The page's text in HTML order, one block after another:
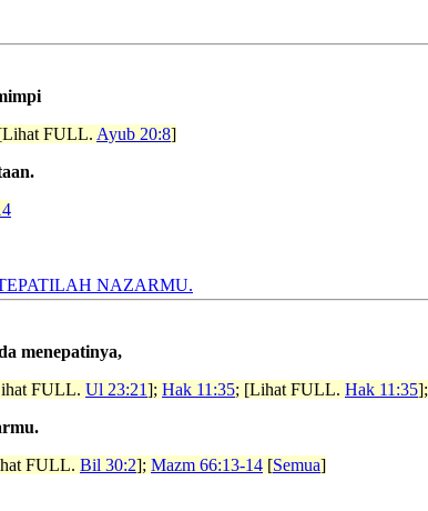
FULL. Ayub 20:8]
NAZARMU.
menepatinya,
FULL. Ul 23:21]; Hak 11:35; [Lihat FULL. Hak 11:35];
FULL. Bil 30:2]; Mazm 66:13-14 [Semua]